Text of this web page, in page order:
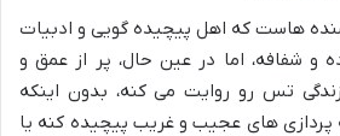
هاست که اهل پیچیده گویی و ادبیات
و شفافه، اما در عین حال، پر از عمق و
تس رو روایت می کنه، بدون اینکه
پردازی های عجیب و غریب پیچیده کنه یا